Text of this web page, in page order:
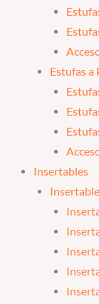
Estufas a
Insertables